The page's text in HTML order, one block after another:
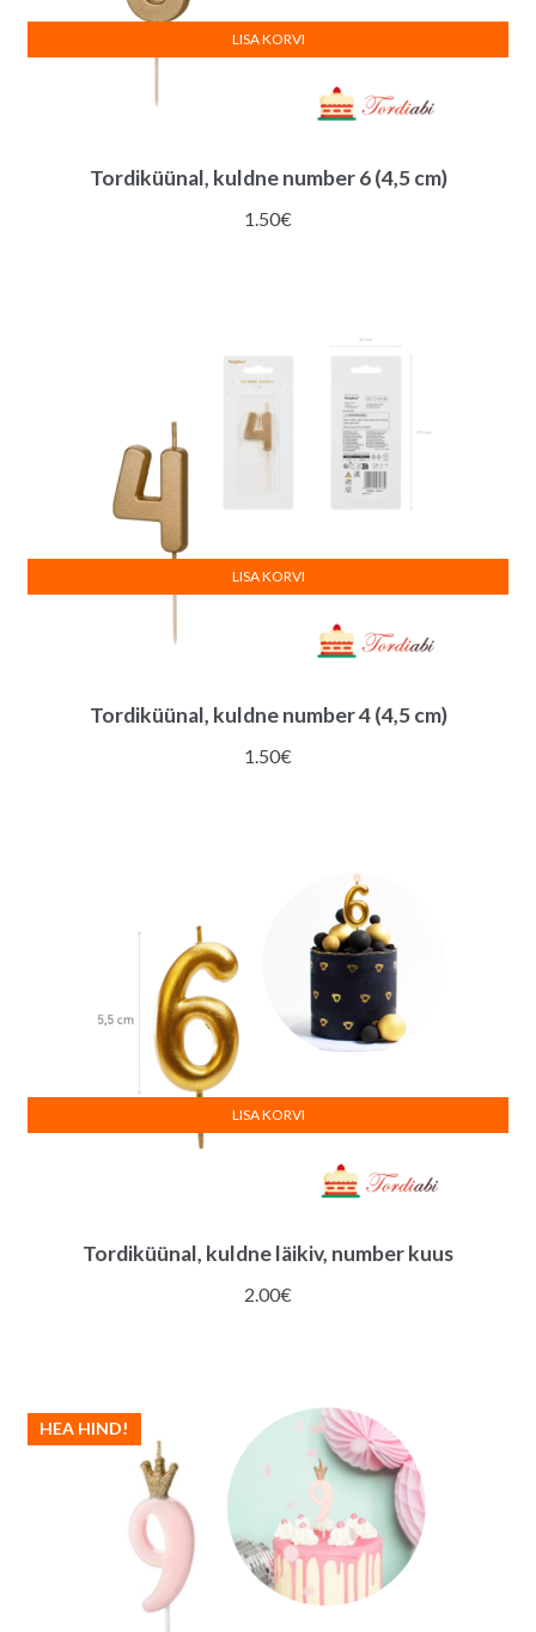
Tordiküünal, kuldne number 6 (4,5 cm)
1.50€
LISA KORVI
Tordiküünal, kuldne number 4 (4,5 cm)
1.50€
LISA KORVI
Tordiküünal, kuldne läikiv, number kuus
2.00€
LISA KORVI
HEA HIND!